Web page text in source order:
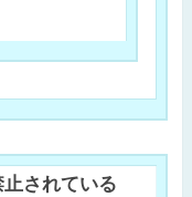
されている